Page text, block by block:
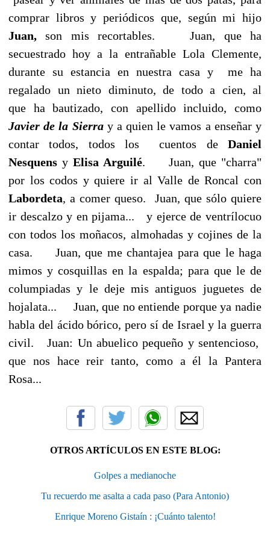
comprar libros y periódicos que, según mi hijo
Juan, son mis recortables. Juan, que ha
secuestrado hoy a la entrañable Lola Clemente,
durante su estancia en nuestra casa y me ha
regalado un nieto diminuto, de todo a cien, al
que ha bautizado, con apellido incluido, como
Javier de la Sierray a quien le vamos a enseñar y
contar todos, todos los cuentos de Daniel
Nesquens y Elisa Arguilé. Juan, que "charra"
por los codos y quiere ir al Valle de Roncal con
Labordeta, a comer queso. Juan, que sólo quiere
ir descalzo y en pijama... y ejerce de ventrílocuo
con todos los moñacos, almohadas y cojines de la
casa. Juan, que me chantajea para que le haga
mimos y cosquillas en la espalda; para que le de
columpiadas y le deje mis antiguos juguetes de
hojalata... Juan, que no entiende porque ya nadie
habla del ácido bórico, pero sí de Israel y la guerra
civil. Juan: Un abuelico pequeño y sentencioso,
que nos hace reir tanto, como a él la Pantera
Rosa...
OTROS ARTÍCULOS EN ESTE BLOG:
Golpes a medianoche
Tu recuerdo me asalta a cada paso (Para Antonio)
Enrique Moreno Gistaín : ¡Cuánto talento!